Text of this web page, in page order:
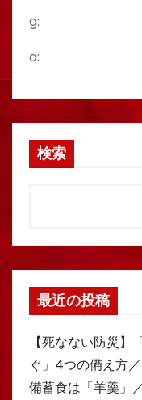
g:
a:
検索
最近の投稿
【死なない防災
ぐ」4つの備え方
備蓄食は「羊羹」